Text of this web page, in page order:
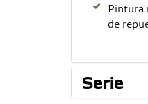
Pintura
de
Serie